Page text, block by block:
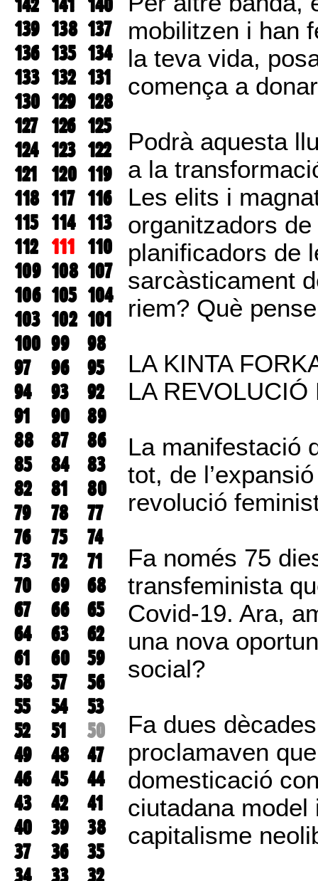
139 138 137
136 135 134
133 132 131
130 129 128
127 126 125
124 123 122
121
120 119
118 117 116
115 114 113
112 111 110
109 108 107
106 105 104
103 102 101
100 99
98
97
96
95
94
93
92
91
90
89
88
87
86
85
84
83
82
81
80
79
78
77
76
75
74
73
72
71
70
69
68
67
66
65
64
63
62
61
60
59
58
57
56
55
54
53
52
51
50
49
48
47
46
45
44
43
42
41
40
39
38
37
36
35
34
33
32
mobilitzen i han
la teva vida,
comença a
Podrà aquesta
a la
Les elits i
organitzadors
planificadors de
sarcàsticament
riem? Què
LA KINTA
LA
La manifestació
tot, de
revolució
Fa només 75
transfeminista
Covid-19. Ara,
una nova
social?
Fa dues
proclamaven
domesticació
ciutadana
capitalisme